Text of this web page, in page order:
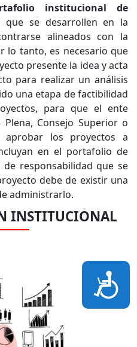
institucional de
que se desarrollen en la
alineados con la
lo tanto, es necesario que
presente la idea y acta
para realizar un análisis
una etapa de factibilidad
para que el ente
Consejo Superior o
aprobar los proyectos a
en el portafolio de
responsabilidad que se
debe de existir una
administrarlo.
INSTITUCIONAL